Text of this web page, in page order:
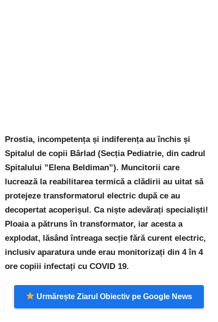
Prostia, incompetența și indiferența au închis și
Spitalul de copii Bârlad (Secția Pediatrie, din cadrul
Spitalului ”Elena Beldiman”). Muncitorii care
lucrează la reabilitarea termică a clădirii au uitat să
protejeze transformatorul electric după ce au
decopertat acoperișul. Ca niște adevărați specialiști!
Ploaia a pătruns în transformator, iar acesta a
explodat, lăsând întreaga secție fără curent electric,
inclusiv aparatura unde erau monitorizați din 4 în 4
ore copiii infectați cu COVID 19.
Urmărește Ziarul Obiectiv pe Google News